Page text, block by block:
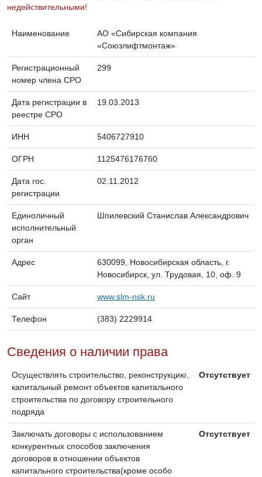
недействительными!
Наименование
АО «Сибирская компания
«Союзлифтмонтаж»
Регистрационный
номер члена СРО
299
Дата регистрации в
реестре СРО
19.03.2013
ИНН 5406727910
ОГРН 1125476176760
Дата гос.
регистрации
02.11.2012
Единоличный
исполнительный
орган
Шпилевский Станислав Александрович
Адрес
630099, Новосибирская область, г.
Новосибирск, ул. Трудовая, 10, оф. 9
Сайт www.slm-nsk.ru
Телефон (383) 2229914
Сведения о наличии права
Осуществлять строительство, реконструкцию,
капитальный ремонт объектов капитального
строительства по договору строительного
подряда
Отсутствует
Заключать договоры с использованием
конкурентных способов заключения
договоров в отношении объектов
капитального строительства(кроме особо
Отсутствует